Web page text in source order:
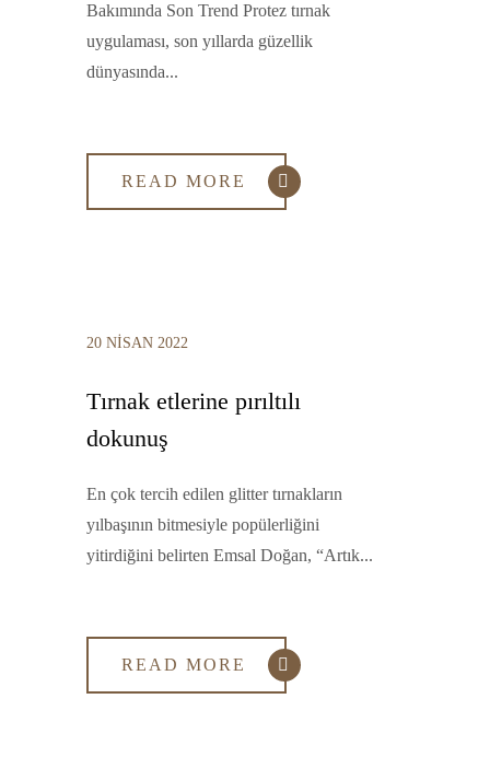
Bakımında Son Trend Protez tırnak
uygulaması, son yıllarda güzellik
dünyasında...
READ MORE
20 NISAN 2022
Tırnak etlerine pırıltılı
dokunuş
En çok tercih edilen glitter tırnakların
yılbaşının bitmesiyle popülerliğini
yitirdiğini belirten Emsal Doğan, “Artık...
READ MORE